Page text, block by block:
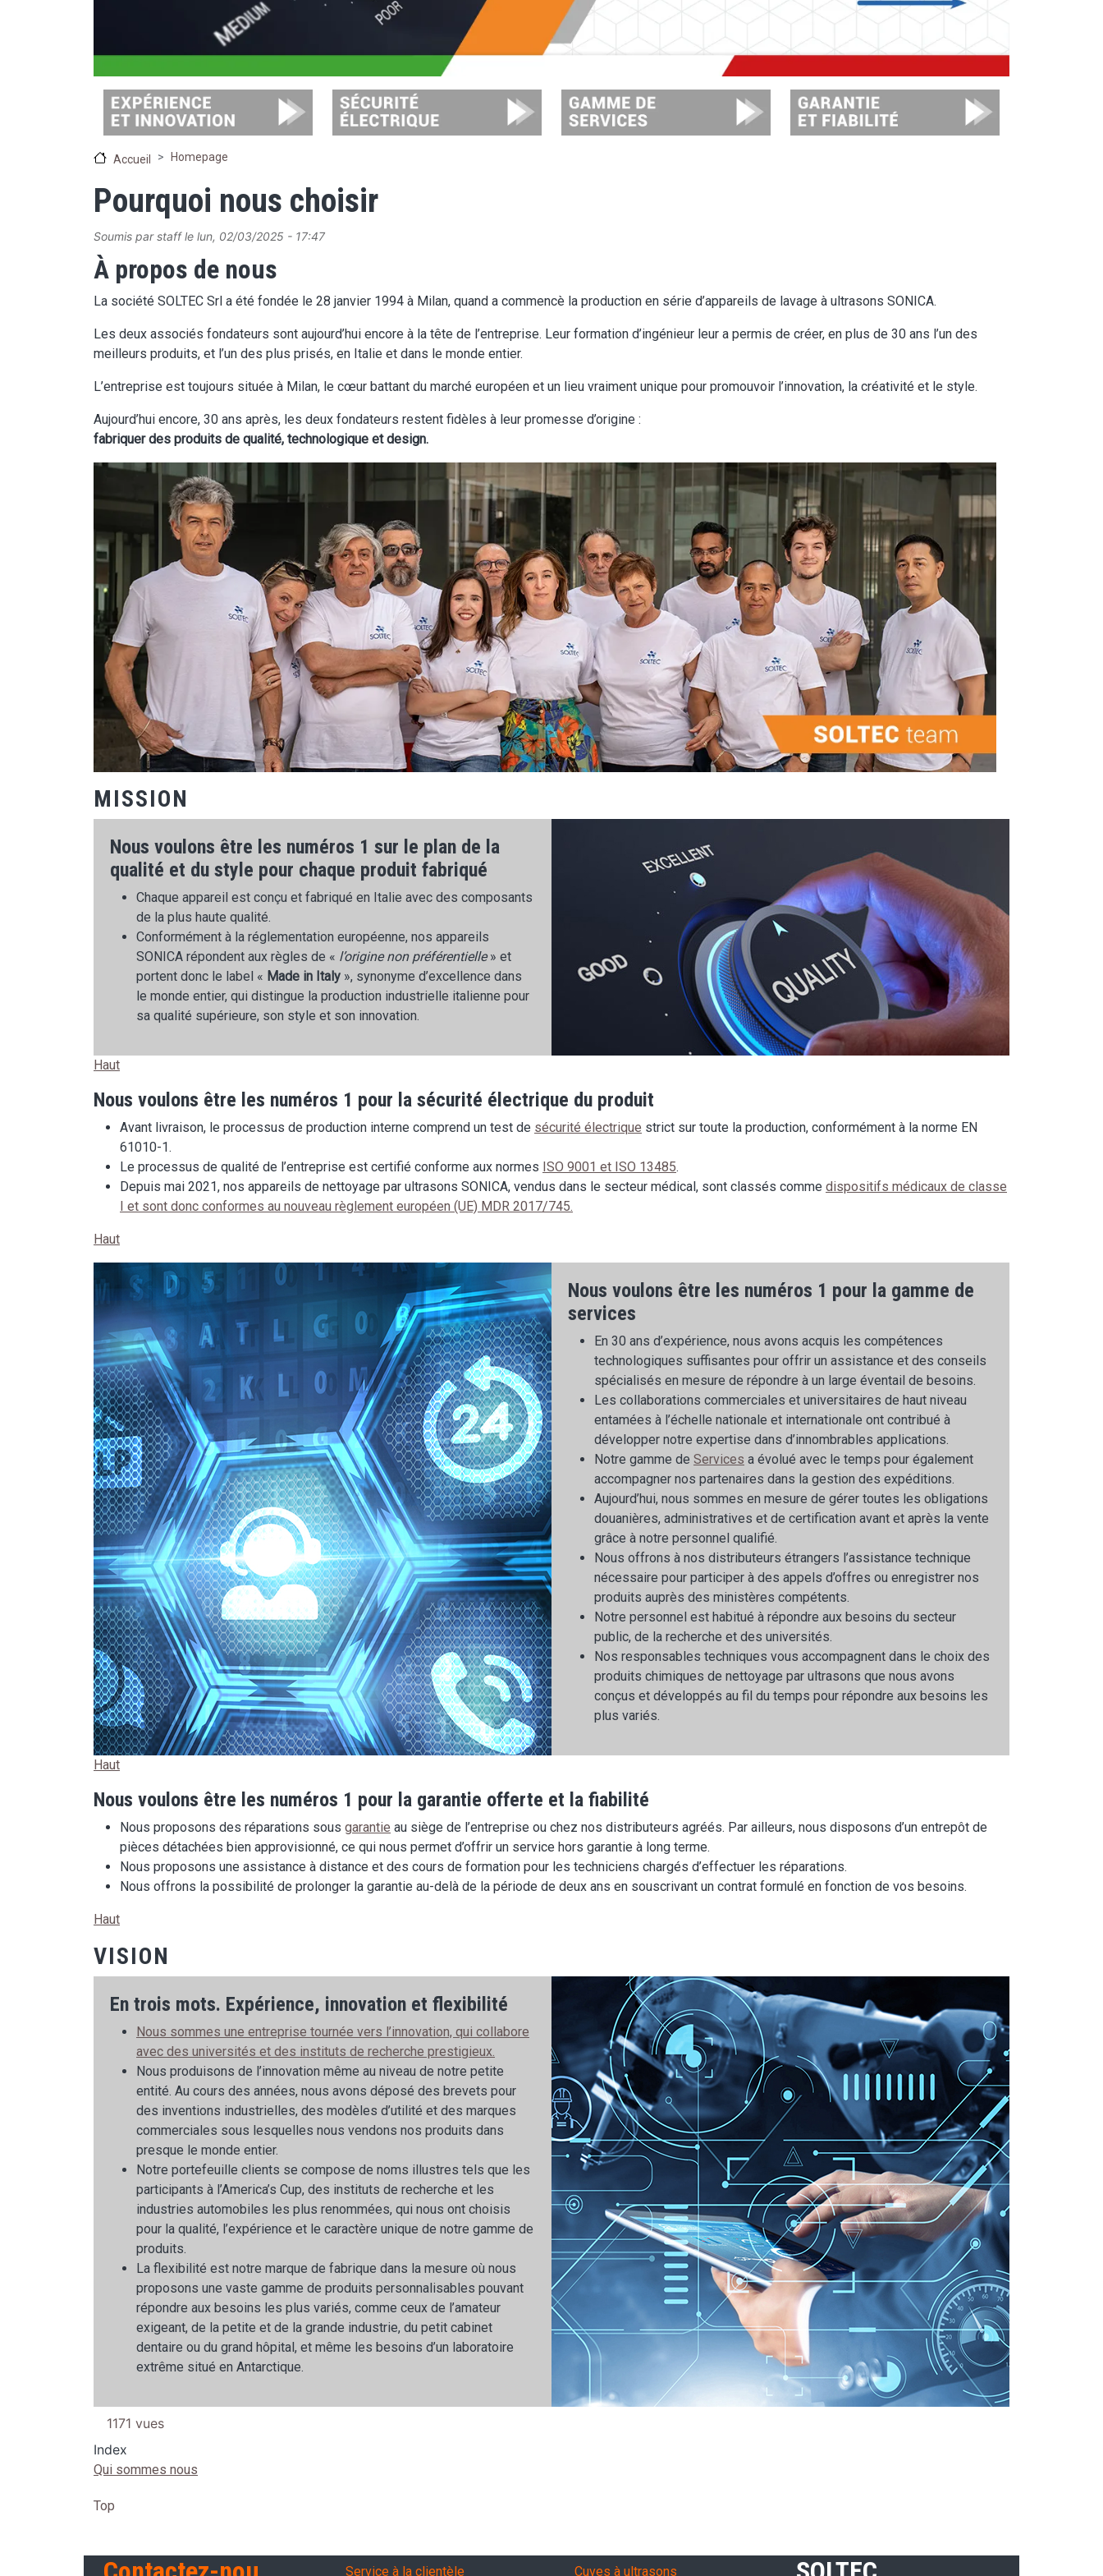
Image Image Image Image
Accueil Homepage
Pourquoi nous choisir
Soumis parstaffle lun, 02/03/2025 - 17:47
À propos de nous
La société SOLTEC Srl a été fondée le 28 janvier 1994 à Milan, quand a commencè la production en série d’appareils de lavage à ultrasons SONICA.
Les deux associés fondateurs sont aujourd’hui encore à la tête de l’entreprise. Leur formation d’ingénieur leur a permis de créer, en plus de 30 ans l’un des
meilleurs produits, et l’un des plus prisés, en Italie et dans le monde entier.
L’entreprise est toujours située à Milan, le cœur battant du marché européen et un lieu vraiment unique pour promouvoir l’innovation, la créativité et le style.
Aujourd’hui encore, 30 ans après, les deux fondateurs restent fidèles à leur promesse d’origine :
fabriquer des produits de qualité, technologique et design.
Image
MISSION
Nous voulons être les numéros 1 sur le plan de la
qualité et du style pour chaque produit fabriqué
Chaque appareil est conçu et fabriqué en Italie avec des composants
de la plus haute qualité.
Conformément à la réglementation européenne, nos appareils
SONICA répondent aux règles de « l’origine non préférentielle» et
portent donc le label « Made in Italy », synonyme d’excellence dans
le monde entier, qui distingue la production industrielle italienne pour
sa qualité supérieure, son style et son innovation.
Haut
Nous voulons être les numéros 1 pour la sécurité électrique du produit
Avant livraison, le processus de production interne comprend un test de sécurité électrique strict sur toute la production, conformément à la norme EN
61010-1.
Le processus de qualité de l’entreprise est certifié conforme aux normes ISO 9001 et ISO 13485.
Depuis mai 2021, nos appareils de nettoyage par ultrasons SONICA, vendus dans le secteur médical, sont classés comme dispositifs médicaux de classe
I et sont donc conformes au nouveau règlement européen (UE) MDR 2017/745.
Haut
Nous voulons être les numéros 1 pour la gamme de
services
En 30 ans d’expérience, nous avons acquis les compétences
technologiques suffisantes pour offrir un assistance et des conseils
spécialisés en mesure de répondre à un large éventail de besoins.
Les collaborations commerciales et universitaires de haut niveau
entamées à l’échelle nationale et internationale ont contribué à
développer notre expertise dans d’innombrables applications.
Notre gamme de Services a évolué avec le temps pour également
accompagner nos partenaires dans la gestion des expéditions.
Aujourd’hui, nous sommes en mesure de gérer toutes les obligations
douanières, administratives et de certification avant et après la vente
grâce à notre personnel qualifié.
Nous offrons à nos distributeurs étrangers l’assistance technique
nécessaire pour participer à des appels d’offres ou enregistrer nos
produits auprès des ministères compétents.
Notre personnel est habitué à répondre aux besoins du secteur
public, de la recherche et des universités.
Nos responsables techniques vous accompagnent dans le choix des
produits chimiques de nettoyage par ultrasons que nous avons
conçus et développés au fil du temps pour répondre aux besoins les
plus variés.
Haut
Nous voulons être les numéros 1 pour la garantie offerte et la fiabilité
Nous proposons des réparations sous garantie au siège de l’entreprise ou chez nos distributeurs agréés. Par ailleurs, nous disposons d’un entrepôt de
pièces détachées bien approvisionné, ce qui nous permet d’offrir un service hors garantie à long terme.
Nous proposons une assistance à distance et des cours de formation pour les techniciens chargés d’effectuer les réparations.
Nous offrons la possibilité de prolonger la garantie au-delà de la période de deux ans en souscrivant un contrat formulé en fonction de vos besoins.
Haut
VISION
En trois mots. Expérience, innovation et flexibilité
Nous sommes une entreprise tournée vers l’innovation, qui collabore
avec des universités et des instituts de recherche prestigieux.
Nous produisons de l’innovation même au niveau de notre petite
entité. Au cours des années, nous avons déposé des brevets pour
des inventions industrielles, des modèles d’utilité et des marques
commerciales sous lesquelles nous vendons nos produits dans
presque le monde entier.
Notre portefeuille clients se compose de noms illustres tels que les
participants à l’America’s Cup, des instituts de recherche et les
industries automobiles les plus renommées, qui nous ont choisis
pour la qualité, l’expérience et le caractère unique de notre gamme de
produits.
La flexibilité est notre marque de fabrique dans la mesure où nous
proposons une vaste gamme de produits personnalisables pouvant
répondre aux besoins les plus variés, comme ceux de l’amateur
exigeant, de la petite et de la grande industrie, du petit cabinet
dentaire ou du grand hôpital, et même les besoins d’un laboratoire
extrême situé en Antarctique.
1171 vues
Index
Qui sommes nous
Top
Cuves à ultrasons
Service à la clientèle